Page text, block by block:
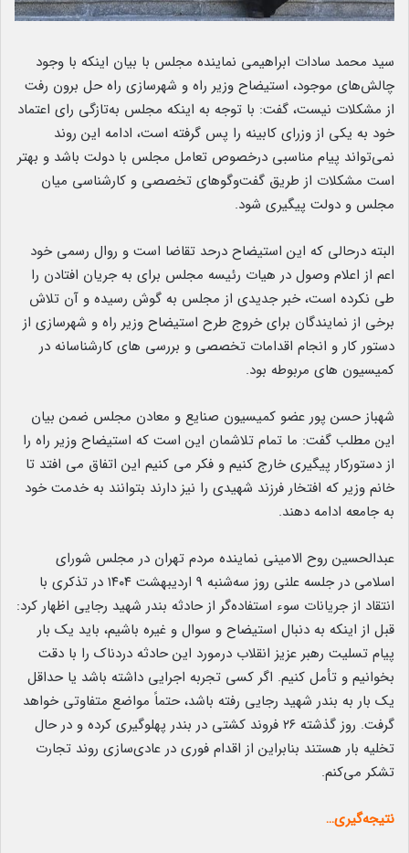
سید محمد سادات ابراهیمی نماینده مجلس با بیان اینکه با وجود
چالش‌های موجود، استیضاح وزیر راه و شهرسازی راه حل برون رفت
از مشکلات نیست، گفت: با توجه به اینکه مجلس به‌تازگی رای اعتماد
خود به یکی از وزرای کابینه را پس گرفته است، ادامه این روند
نمی‌تواند پیام مناسبی درخصوص تعامل مجلس با دولت باشد و بهتر
است مشکلات از طریق گفت‌وگوهای تخصصی و کارشناسی میان
مجلس و دولت پیگیری شود.
البته درحالی که این استیضاح درحد تقاضا است و روال رسمی خود
اعم از اعلام وصول در هیات رئیسه مجلس برای به جریان افتادن را
طی نکرده است، خبر جدیدی از مجلس به گوش رسیده و آن تلاش
برخی از نمایندگان برای خروج طرح استیضاح وزیر راه و شهرسازی از
دستور کار و انجام اقدامات تخصصی و بررسی های کارشناسانه در
کمیسیون های مربوطه بود.
شهباز حسن پور عضو کمیسیون صنایع و معادن مجلس ضمن بیان
این مطلب گفت: ما تمام تلاشمان این است که استیضاح وزیر راه را
از دستورکار پیگیری خارج کنیم و فکر می کنیم این اتفاق می افتد تا
خانم وزیر که افتخار فرزند شهیدی را نیز دارند بتوانند به خدمت خود
به جامعه ادامه دهند.
عبدالحسین روح الامینی نماینده مردم تهران در مجلس شورای
اسلامی در جلسه علنی روز سه‌شنبه ۹ اردیبهشت ۱۴۰۴ در تذکری با
انتقاد از جریانات سوء استفاده‌گر از حادثه بندر شهید رجایی اظهار کرد:
قبل از اینکه به دنبال استیضاح و سوال و غیره باشیم، باید یک بار
پیام تسلیت رهبر عزیز انقلاب درمورد این حادثه دردناک را با دقت
بخوانیم و تأمل کنیم. اگر کسی تجربه اجرایی داشته باشد یا حداقل
یک بار به بندر شهید رجایی رفته باشد، حتماً مواضع متفاوتی خواهد
گرفت. روز گذشته ۲۶ فروند کشتی در بندر پهلوگیری کرده و در حال
تخلیه بار هستند بنابراین از اقدام فوری در عادی‌سازی روند تجارت
تشکر می‌کنم.
نتیجه‌گیری…